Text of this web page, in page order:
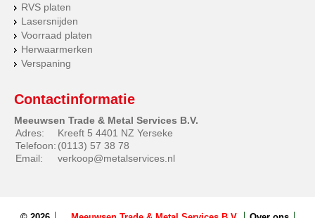
RVS platen
Lasersnijden
Voorraad platen
Herwaarmerken
Verspaning
Contactinformatie
Meeuwsen Trade & Metal Services B.V.
Adres:
Kreeft 5 4401 NZ Yerseke
Telefoon: (0113) 57 38 78
Email:
verkoop@metalservices.nl